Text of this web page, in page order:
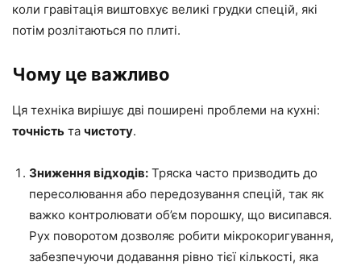
коли гравітація виштовхує великі грудки спецій, які
потім розлітаються по плиті.
Чому це важливо
Ця техніка вирішує дві поширені проблеми на кухні:
точність та чистоту.
Зниження відходів: Тряска часто призводить до
пересолювання або передозування спецій, так як
важко контролювати об’єм порошку, що висипався.
Рух поворотом дозволяє робити мікрокоригування,
забезпечуючи додавання рівно тієї кількості, яка